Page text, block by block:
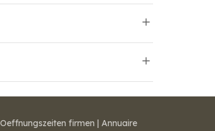
Oeffnungszeiten firmen | Annuaire